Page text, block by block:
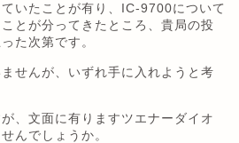
いたことが有り、IC-9700について
とが分ってきたところ、貴局の投
た次第です。
せんが、いずれ手に入れようと考
、文面に有りますツエナーダイオ
んでしょうか。